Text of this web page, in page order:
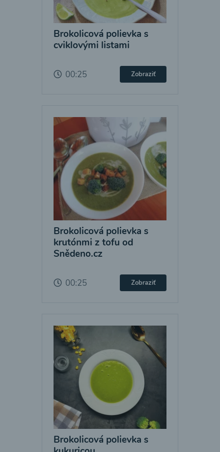
Brokolicová polievka s
cviklovými listami
00:25 Zobraziť
Brokolicová polievka s
krutónmi z tofu od
Snědeno.cz
00:25 Zobraziť
Brokolicová polievka s